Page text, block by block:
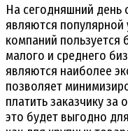
На сегодняшний день
являются популярной
компаний
малого и среднего
являются наиболее
позволяет
платить заказчику за
это будет выгодно